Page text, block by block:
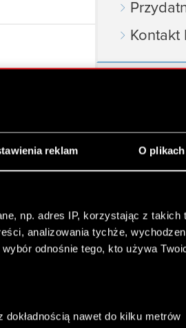
reklam O
np. adres IP, korzystając z takich
analizowania tychże,
odnośnie tego, kto używa
nawet do kilku metrów
Kontakt